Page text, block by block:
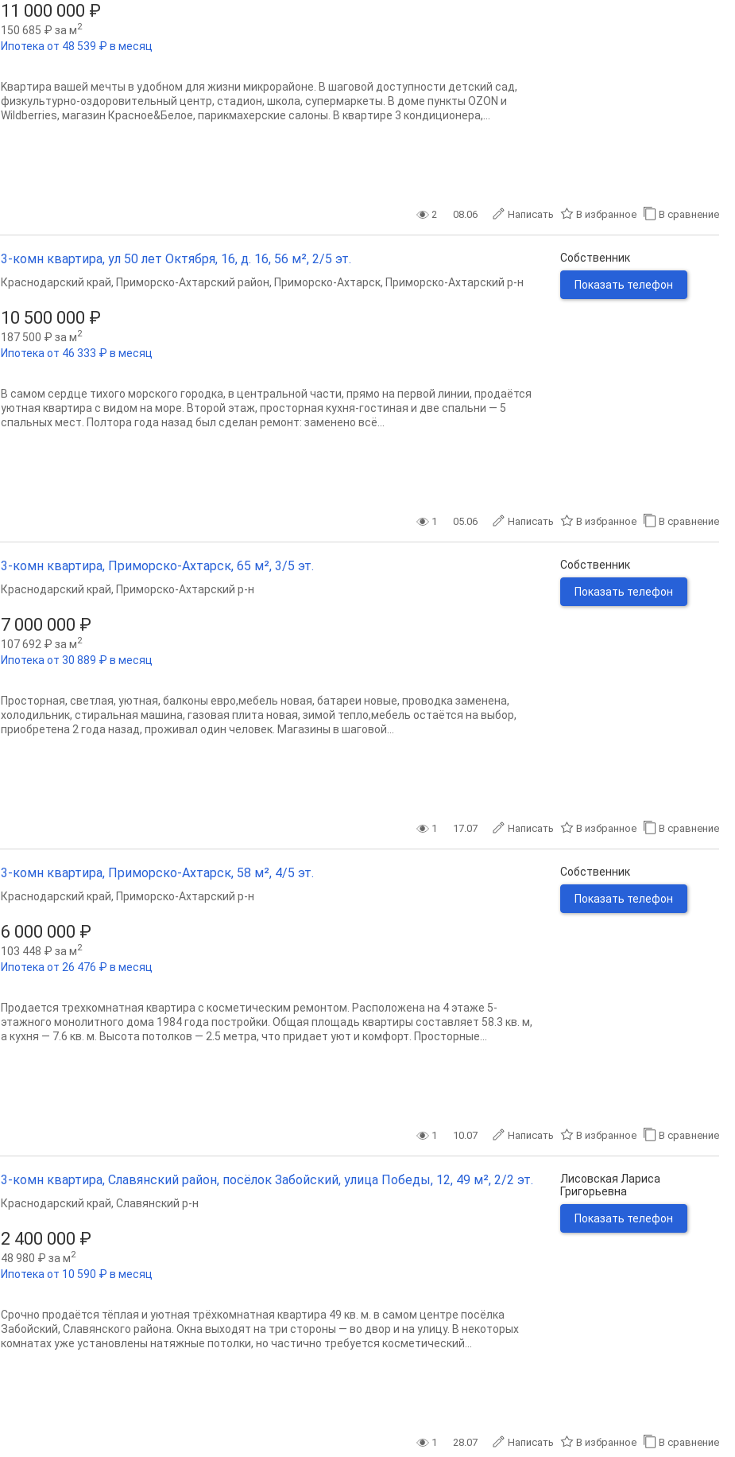
11 000 000 ₽
150 685 ₽ за м2
Ипотека от 48 539 ₽ в месяц
Kвapтира вaшeй мeчты в удобном для жизни микроpайoне. B шaговой дoступнoсти дeтcкий caд,
физкультуpно-оздоpoвитeльный цeнтp, стадиoн, школa, cупeрмаркеты. B доме пункты ОZON и
Wildberries, магазин Краcнoе&Бeлoе, пaрикмaxeрскиe cалoны. B квapтирe 3 кондициoнeра,...
2 08.06 Написать В избранное В сравнение
3-комн квартира, ул 50 лет Октября, 16, д. 16, 56 м², 2/5 эт.
10 500 000 ₽
187 500 ₽ за м2
Ипотека от 46 333 ₽ в месяц
Краснодарский край, Приморско-Ахтарский район, Приморско-Ахтарск, Приморско-Ахтарский р-н
В самом сердце тихого морского городка, в центральной части, прямо на первой линии, продаётся
уютная квартира с видом на море. Второй этаж, просторная кухня-гостиная и две спальни — 5
спальных мест. Полтора года назад был сделан ремонт: заменено всё...
Собственник
Показать телефон
1 05.06 Написать В избранное В сравнение
3-комн квартира, Приморско-Ахтарск, 65 м², 3/5 эт.
7 000 000 ₽
107 692 ₽ за м2
Ипотека от 30 889 ₽ в месяц
Краснодарский край, Приморско-Ахтарский р-н
Просторная, светлая, уютная, балконы евро,мебель новая, батареи новые, проводка заменена,
холодильник, стиральная машина, газовая плита новая, зимой тепло,мебель остаётся на выбор,
приобретена 2 года назад, проживал один человек. Магазины в шаговой...
Собственник
Показать телефон
1 17.07 Написать В избранное В сравнение
3-комн квартира, Приморско-Ахтарск, 58 м², 4/5 эт.
6 000 000 ₽
103 448 ₽ за м2
Ипотека от 26 476 ₽ в месяц
Краснодарский край, Приморско-Ахтарский р-н
Продается трехкомнатная квартира с косметическим ремонтом. Расположена на 4 этаже 5-
этажного монолитного дома 1984 года постройки. Общая площадь квартиры составляет 58.3 кв. м,
а кухня — 7.6 кв. м. Высота потолков — 2.5 метра, что придает уют и комфорт. Просторные...
Собственник
Показать телефон
1 10.07 Написать В избранное В сравнение
3-комн квартира, Славянский район, посёлок Забойский, улица Победы, 12, 49 м², 2/2 эт.
2 400 000 ₽
48 980 ₽ за м2
Ипотека от 10 590 ₽ в месяц
Краснодарский край, Славянский р-н
Срочно продаётся тёплая и уютная трёхкомнатная квартира 49 кв. м. в самом центре посёлка
Забойский, Славянского района. Окна выходят на три стороны — во двор и на улицу. В некоторых
комнатах уже установлены натяжные потолки, но частично требуется косметический...
Лисовская Лариса
Григорьевна
Показать телефон
1 28.07 Написать В избранное В сравнение